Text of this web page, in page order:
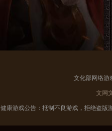
文化部网络
文网
健康游戏公告：抵制不良游戏，拒绝盗版